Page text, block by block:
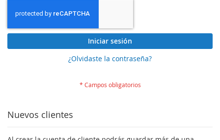
Iniciar sesión
¿Olvidaste la contraseña?
Nuevos clientes